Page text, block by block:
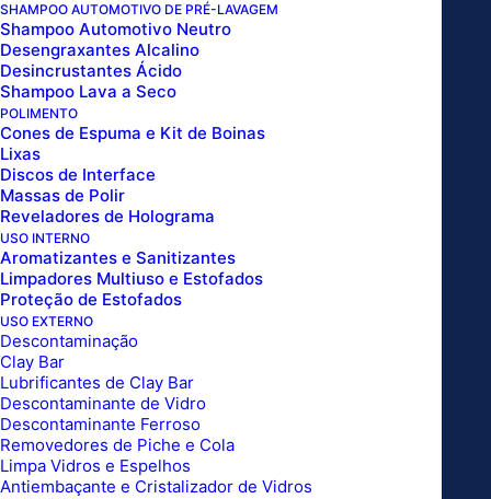
SHAMPOO AUTOMOTIVO DE PRÉ-LAVAGEM
Shampoo Automotivo Neutro
Desengraxantes Alcalino
Desincrustantes Ácido
Shampoo Lava a Seco
POLIMENTO
Cones de Espuma e Kit de Boinas
Lixas
Discos de Interface
Massas de Polir
Reveladores de Holograma
USO INTERNO
Aromatizantes e Sanitizantes
Limpadores Multiuso e Estofados
Proteção de Estofados
USO EXTERNO
Descontaminação
Clay Bar
Lubrificantes de Clay Bar
Descontaminante de Vidro
Descontaminante Ferroso
Removedores de Piche e Cola
Limpa Vidros e Espelhos
Antiembaçante e Cristalizador de Vidros